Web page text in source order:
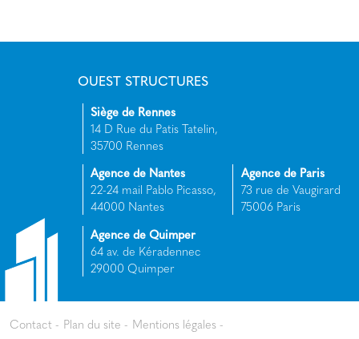
OUEST STRUCTURES
Siège de Rennes
14 D Rue du Patis Tatelin,
35700 Rennes
Agence de Nantes
22-24 mail Pablo Picasso,
44000 Nantes
Agence de Paris
73 rue de Vaugirard
75006 Paris
Agence de Quimper
64 av. de Kéradennec
29000 Quimper
Contact Plan du site Mentions légales